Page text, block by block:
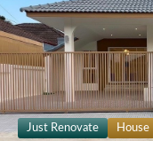
Just Renovate House